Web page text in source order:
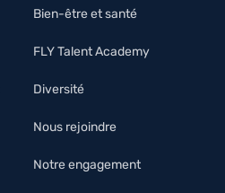
Bien-être et santé
FLY Talent Academy
Diversité
Nous rejoindre
Notre engagement